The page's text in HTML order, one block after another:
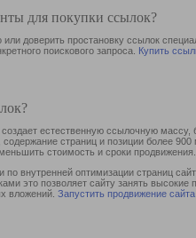
для покупки ссылок?
доверить простановку ссылок
поискового запроса. Купить
естественную ссылочную
страниц и позиции более
стоимость и сроки продвижения.
внутренней оптимизации страниц
это позволяет сайту занять
вложений. Запустить продвижение сайта